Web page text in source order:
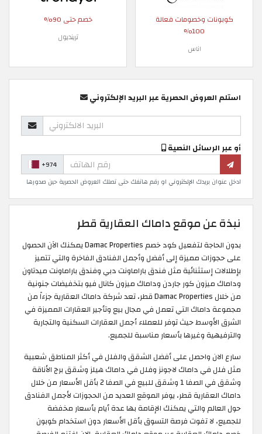
كوبونات وخصومات فعالة
100%
اناس
خصم حتى 90%
ترينديول
استلم العروض الحصرية عبر البريد الإلكتروني
أو عبر الرسائل النصية
+974
ادخل عنوان بريدك الإلكتروني او رقم هاتفك حتى تصلك العروض الحصرية حين صدورها
نبذة عن موقع داماك العقارية قطر
بدون الحاجة لتفعيل كود خصم Damac Properties يمكنك الآن الحصول
على حجوزات مميزة إلى أفضل وأجمل الفنادق الفاخرة والتي تتميز
بإطلالات إستثنائية مثل فندق باراماونت دبي وفندق باراماونت ميدتاون
وداماك ميزون كور جاردن وداماك ميزون كانال فيو بتخفيضات جنونية
من خلال Damac Properties قطر، تعد شركة داماك العقارية جزءاً من
مجموعة داماك التي تعمل في مجال بيع وتأجير العقارات المميزة في
الشرق الأوسط حيث توفر للعملاء أجمل العقارات السكنية والتجارية
والترفيهية وغيرها بأسعار مناسبة للجميع.
سارع الان واحصل على أفضل الشقق والفلل في أكثر المناطق شعبية
مثل فلل في داماك لاجونز وفلل في داماك هيلز وشقق برج الأناقة
وشقق في الصفا 1 وشقق للبيع في الصفا 2 بأقل الأسعار من خلال
داماك العقارية قطر، يوفر الموقع العديد من الحجوزات لأجمل الفنادق
حول العالم والتي يمكنك الإقامة بها عدة أيام بأسعار مخفضة
للجميع، لا تفوت فرصة التسوق بأقل الأسعار دون استخدام كوبون